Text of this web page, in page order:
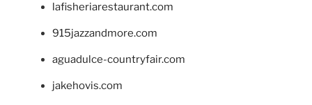
lafisheriarestaurant.com
915jazzandmore.com
aguadulce-countryfair.com
jakehovis.com